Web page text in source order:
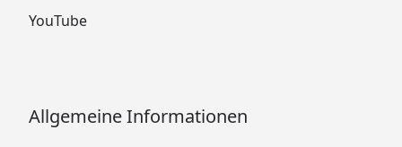
YouTube
Allgemeine Informationen